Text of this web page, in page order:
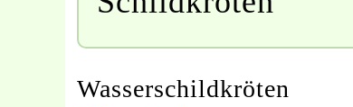
Wasserschildkröten